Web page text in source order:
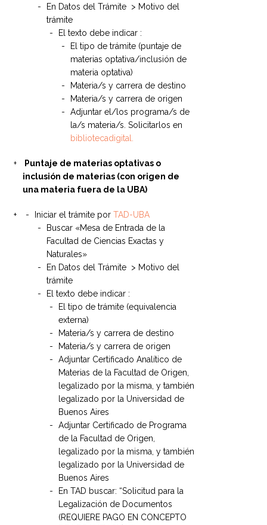
En Datos del Trámite > Motivo del
trámite
El texto debe indicar :
El tipo de trámite (puntaje de
materias optativa/inclusión de
materia optativa)
Materia/s y carrera de destino
Materia/s y carrera de origen
Adjuntar el/los programa/s de
la/s materia/s. Solicitarlos en
bibliotecadigital.
Puntaje de materias optativas o
inclusión de materias (con origen de
una materia fuera de la UBA)
Iniciar el trámite porTAD-UBA
Buscar «Mesa de Entrada de la
Facultad de Ciencias Exactas y
Naturales»
En Datos del Trámite > Motivo del
trámite
El texto debe indicar :
El tipo de trámite (equivalencia
externa)
Materia/s y carrera de destino
Materia/s y carrera de origen
Adjuntar Certificado Analítico de
Materias de la Facultad de Origen,
legalizado por la misma, y también
legalizado por la Universidad de
Buenos Aires
Adjuntar Certificado de Programa
de la Facultad de Origen,
legalizado por la misma, y también
legalizado por la Universidad de
Buenos Aires
En TAD buscar: “Solicitud para la
Legalización de Documentos
(REQUIERE PAGO EN CONCEPTO